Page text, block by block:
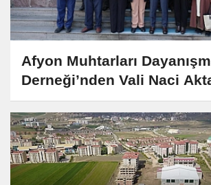
Afyon Muhtarları
Derneği’nden Vali Naci
Anlamlı Ziyaret